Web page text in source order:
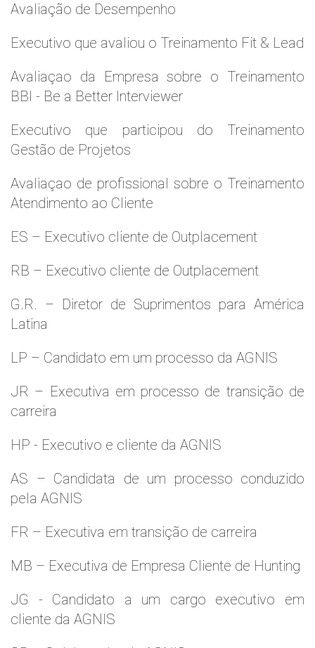
Avaliação de Desempenho
Executivo que avaliou o Treinamento Fit & Lead
Avaliaçao da Empresa sobre o Treinamento
BBI - Be a Better Interviewer
Executivo que participou do Treinamento
Gestão de Projetos
Avaliaçao de profissional sobre o Treinamento
Atendimento ao Cliente
ES – Executivo cliente de Outplacement
RB – Executivo cliente de Outplacement
G.R. – Diretor de Suprimentos para América
Latina
LP – Candidato em um processo da AGNIS
JR – Executiva em processo de transição de
carreira
HP - Executivo e cliente da AGNIS
AS – Candidata de um processo conduzido
pela AGNIS
FR – Executiva em transição de carreira
MB – Executiva de Empresa Cliente de Hunting
JG - Candidato a um cargo executivo em
cliente da AGNIS